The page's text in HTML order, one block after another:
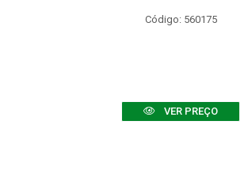
Código: 560175
VER PREÇO